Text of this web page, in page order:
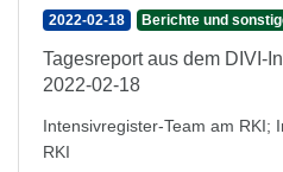
2022-02-18 Berichte und
Tagesreport aus dem DIVI-
2022-02-18
Intensivregister-Team am RKI;
RKI